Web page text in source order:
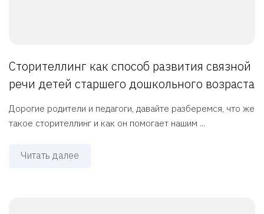
Сторителлинг как способ развития связной
речи детей старшего дошкольного возраста
Дорогие родители и педагоги, давайте разберемся, что же
такое сторителлинг и как он помогает нашим ...
Читать далее